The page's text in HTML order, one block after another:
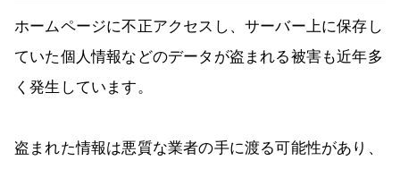
ホームページに不正アクセスし、サーバー上に保存し
ていた個人情報などのデータが盗まれる被害も近年多
く発生しています。
盗まれた情報は悪質な業者の手に渡る可能性があり、